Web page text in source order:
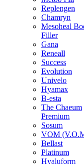
Replengen
Chamryn
Mesoheal
Filler
Gana
Reneall
Success
Evolution
Univelo
Hyamax
B-esta
The Chaeum
Premium
Sosum
VOM
Bellast
Platinum
Hyaluform